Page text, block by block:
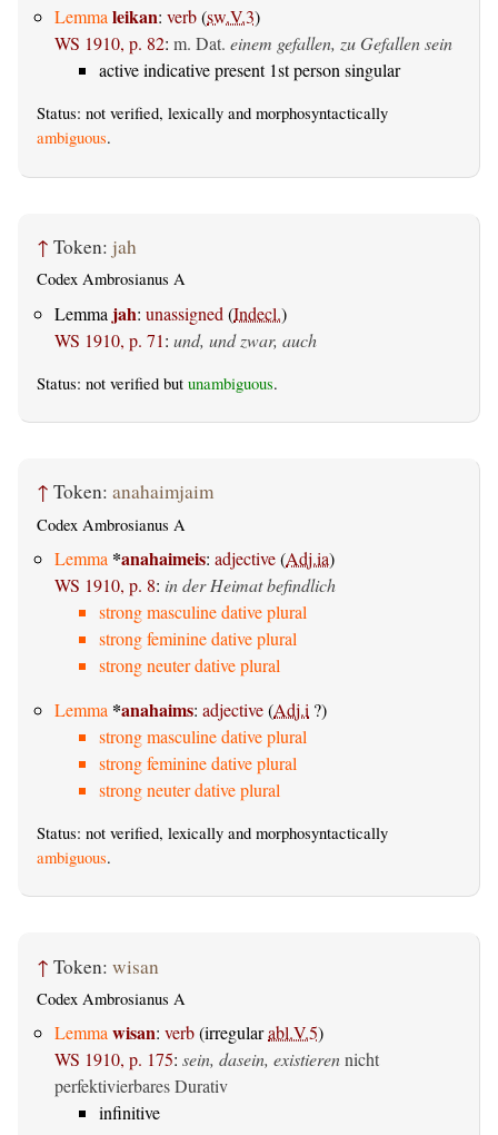
Lemmaleikan: verb(sw.V.3)
WS 1910, p. 82: m. Dat. einem gefallen, zu Gefallen sein
active indicative present 1st person singular
Status: not verified, lexically and morphosyntactically
ambiguous.
↑ Token: jah
Codex Ambrosianus A
Lemma jah: unassigned (Indecl.)
WS 1910, p. 71: und, und zwar, auch
Status: not verified but unambiguous.
↑ Token: anahaimjaim
Codex Ambrosianus A
Lemma *anahaimeis: adjective(Adj.ia)
WS 1910, p. 8: in der Heimat befindlich
strong masculine dative plural
strong feminine dative plural
strong neuter dative plural
Lemma *anahaims: adjective(Adj.i ?)
strong masculine dative plural
strong feminine dative plural
strong neuter dative plural
Status: not verified, lexically and morphosyntactically
ambiguous.
↑ Token: wisan
Codex Ambrosianus A
Lemmawisan: verb(irregularabl.V.5)
WS 1910, p. 175: sein, dasein, existierennicht
perfektivierbares Durativ
infinitive